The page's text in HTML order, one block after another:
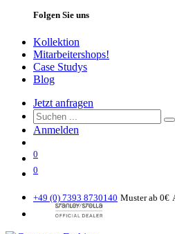
Folgen Sie uns
Kollektion
Mitarbeitershops!
Case Studys
Blog
Jetzt anfragen
Anmelden
0
0
+49 (0) 7393 8730140 Muster ab 0€